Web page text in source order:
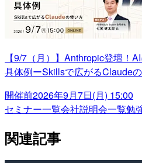
【9/7（月）】Anthropic登壇！
具体例ーSkillsで広がるClaude
開催前2026年9月7日(月) 15:00
セミナー一覧会社説明会一覧勉
関連記事